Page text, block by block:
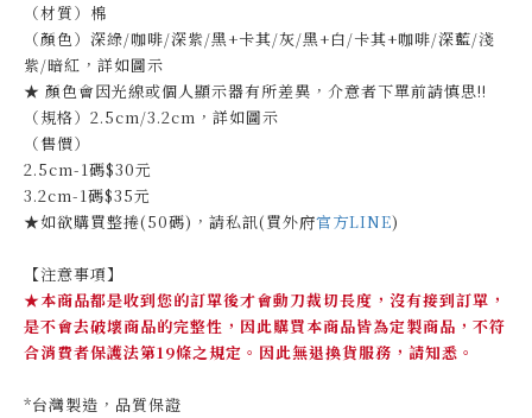
（材質）棉
（顏色）深綠/咖啡/深紫/黑+卡其/灰/黑+白/卡其+咖啡/深藍/淺
紫/暗紅，詳如圖示
★ 顏色會因光線或個人顯示器有所差異，介意者下單前請慎思!!
（規格）2.5cm/3.2cm，詳如圖示
（售價）
2.5cm-1碼$30元
3.2cm-1碼$35元
★如欲購買整捲(50碼)，請私訊(買外府官方LINE)
【注意事項】
★本商品都是收到您的訂單後才會動刀裁切長度，沒有接到訂單，
是不會去破壞商品的完整性，因此購買本商品皆為定製商品，不符
合消費者保護法第19條之規定。因此無退換貨服務，請知悉。
*台灣製造，品質保證